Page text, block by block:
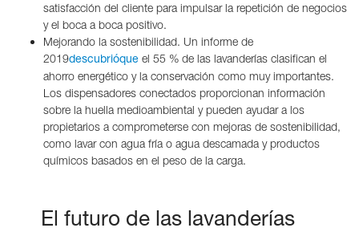
satisfacción del cliente para impulsar la repetición de negocios
y el boca a boca positivo.
Mejorando la sostenibilidad. Un informe de
2019descubrióque el 55 % de las lavanderías clasifican el
ahorro energético y la conservación como muy importantes.
Los dispensadores conectados proporcionan información
sobre la huella medioambiental y pueden ayudar a los
propietarios a comprometerse con mejoras de sostenibilidad,
como lavar con agua fría o agua descamada y productos
químicos basados en el peso de la carga.
El futuro de las lavanderías